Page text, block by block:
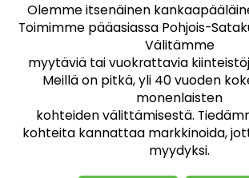
Olemme itsenäinen
Toimimme pääasiassa Pohjois-
Välitämme
myytäviä tai vuokrattavia
Meillä on pitkä, yli 40 vuoden
monenlaisten
kohteiden välittämisestä.
kohteita kannattaa markkinoida,
myydyksi.